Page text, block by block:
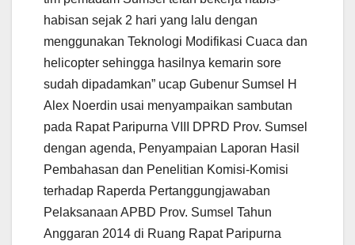
habisan sejak 2 hari yang lalu dengan
menggunakan Teknologi Modifikasi Cuaca dan
helicopter sehingga hasilnya kemarin sore
sudah dipadamkan” ucap Gubenur Sumsel H
Alex Noerdin usai menyampaikan sambutan
pada Rapat Paripurna VIII DPRD Prov. Sumsel
dengan agenda, Penyampaian Laporan Hasil
Pembahasan dan Penelitian Komisi-Komisi
terhadap Raperda Pertanggungjawaban
Pelaksanaan APBD Prov. Sumsel Tahun
Anggaran 2014 di Ruang Rapat Paripurna